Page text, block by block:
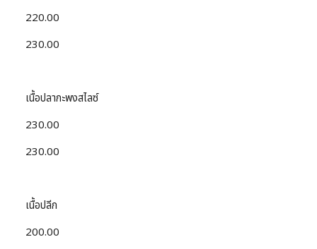
220.00
230.00
เนื้อปลากะพงสไลซ์
230.00
230.00
เนื้อปลีก
200.00